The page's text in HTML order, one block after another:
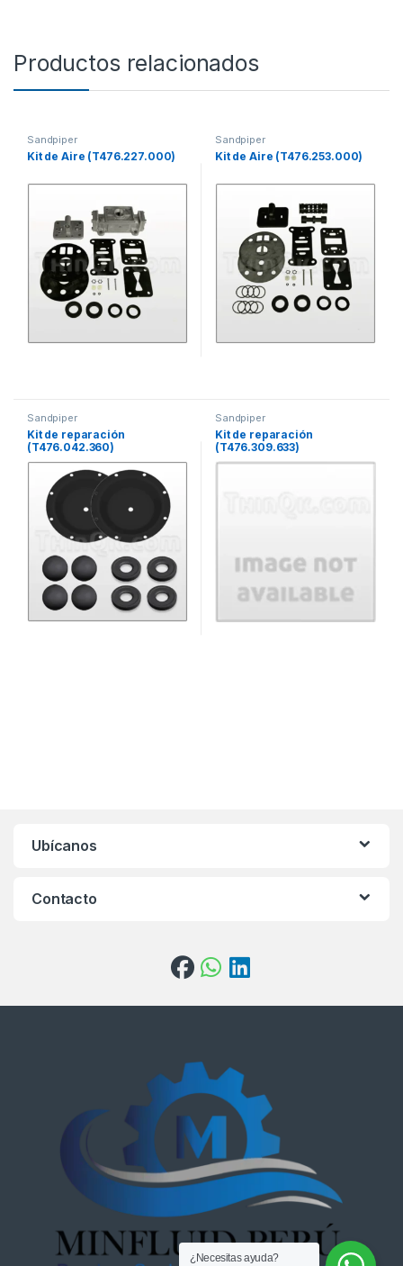
Productos relacionados
Sandpiper
Kit de Aire (T476.227.000)
Sandpiper
Kit de Aire (T476.253.000)
Sandpiper
Kit de reparación
(T476.042.360)
Sandpiper
Kit de reparación
(T476.309.633)
Ubícanos
Contacto
¿Necesitas ayuda?